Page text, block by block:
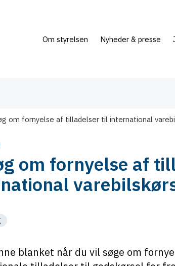
Om styrelsen Nyheder & presse
om fornyelse af tilladelser til international
om fornyelse af
blanket når du vil søge om